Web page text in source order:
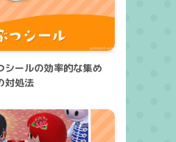
シールの効率的な集め
対処法